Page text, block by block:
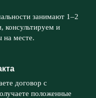
занимают 1–2
консультируем и
месте.
договор с
положенные